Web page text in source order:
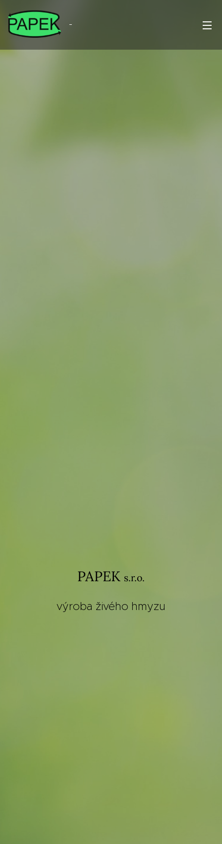
PAPEK s.r.o.
výroba živého hmyzu